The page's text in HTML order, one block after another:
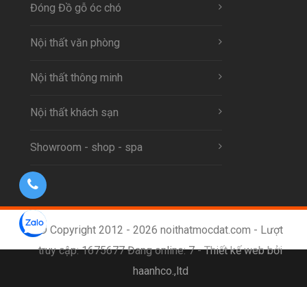
Đóng Đồ gỗ óc chó
Nội thất văn phòng
Nội thất thông minh
Nội thất khách sạn
Showroom - shop - spa
© Copyright 2012 - 2026 noithatmocdat.com - Lượt
truy cập: 1675677 Đang online: 7 -Thiết kế web bởi
haanhco.,ltd